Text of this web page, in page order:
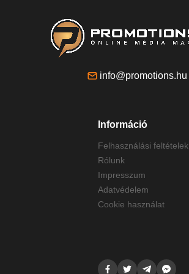
info@promotions.hu
Információ
Felhasználási feltételek
Rólunk
Impresszum
Adatvédelem
Cookie használat